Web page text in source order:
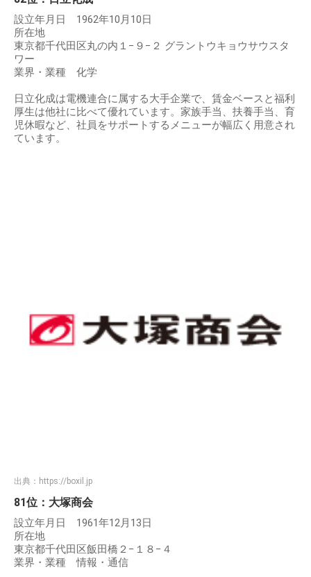
設立年月日 1962年10月10日
所在地
東京都千代田区丸の内１−９−２ グラントウキョウサウスタ
ワー
業界・業種 化学
日立化成は電機連合に属する大手企業で、賃金ベースと福利
厚生は他社に比べて優れています。家族手当、扶養手当、育
児休暇など、社員をサポートするメニューが幅広く用意され
ています。
出典： https://boxil.jp
81位：大塚商会
設立年月日 1961年12月13日
所在地
東京都千代田区飯田橋２−１８−４
業界・業種 情報・通信